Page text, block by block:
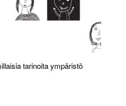
tarinoita ympäristö